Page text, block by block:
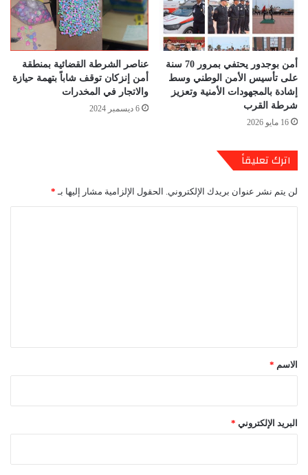
أمن بوجدور يحتفي بمرور 70 سنة
على تأسيس الأمن الوطني وسط
إشادة بالمجهودات الأمنية وتعزيز
شرطة القرب
16 مايو 2026
عناصر الشرطة القضائية بمنطقة
أمن إنزكان توقف شاباً بتهمة حيازة
والاتجار في المخدرات
6 ديسمبر 2024
اترك تعليقاً
لن يتم نشر عنوان بريدك الإلكتروني. الحقول الإلزامية مشار إليها بـ *
*الاسم *
البريد الإلكتروني *